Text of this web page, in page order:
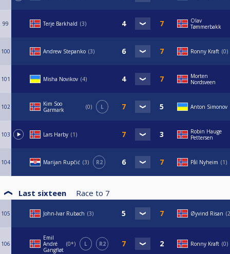
99 Terje Barkhald 3
Olav
Tømmerbakk
100 Andrew Stepanko 3 Ronny Kraft 0
101 Misha Novikov 4
Morten
Nordsveen
102
Kim Soo
Garmark
0 L Anton Simonov
103 Lars Harby 1
Robin Hauge
Pettersen
104 Marijan Rupčić 3 R2 Pål Nyheim 1
Last sixteen Race to 7
105 John-Ivar Rubach 3 Øyvind Risan 2
106
Emil
André
Gangfløt
0* L R2 Ronny Kraft 0